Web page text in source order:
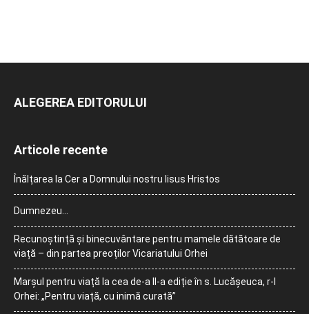
ALEGEREA EDITORULUI
Articole recente
Înălțarea la Cer a Domnului nostru Iisus Hristos
Dumnezeu…
Recunoștință și binecuvântare pentru mamele dătătoare de
viață – din partea preoților Vicariatului Orhei
Marșul pentru viață la cea de-a II-a ediție în s. Lucășeuca, r-l
Orhei: „Pentru viață, cu inimă curată”